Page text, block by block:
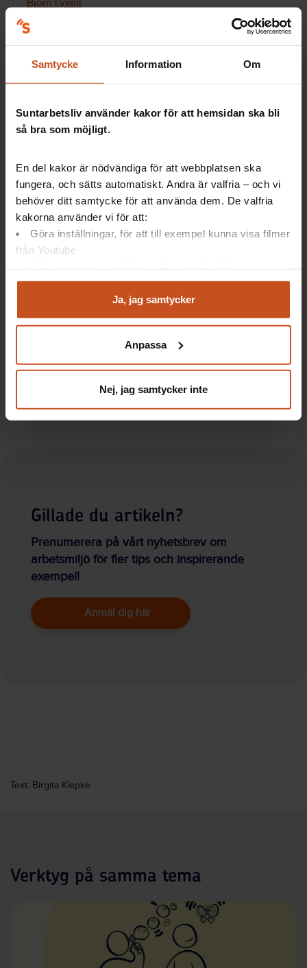
Samtycke Information Om
Suntarbetsliv använder kakor för att hemsidan ska bli
så bra som möjligt.
En del kakor är nödvändiga för att webbplatsen ska
fungera, och sätts automatiskt. Andra är valfria – och vi
behöver ditt samtycke för att använda dem. De valfria
kakorna använder vi för att:
Göra inställningar, för att till exempel kunna visa filmer
från Youtube
Analysera trafik för att kunna visa riktad information
Du kan när som helst återta ditt godkännande genom att
integritet@suntarbetsliv.se.
Ja, jag samtycker
Anpassa
Nej, jag samtycker inte
Björn Lyxell
Organisation:
Linnécentrum HEAD
Artiklar: Så gör andra
Arbetsplatser som passar fler
Lägre ljudnivå ger bättre hälsa på
Artiklar: Forskning
Ljudtrötthet vanligt bland förskollärare
Så får hörselskadade ett hållbart
Gillade du artikeln?
Prenumerera på vårt nyhetsbrev om
arbetsmiljö för fler tips och inspirerande
exempel!
Anmäl dig här
Text: Birgita Klepke
Verktyg på samma tema